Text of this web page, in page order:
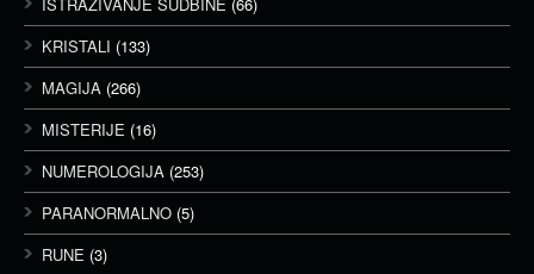
KRISTALI (133)
MAGIJA (266)
MISTERIJE (16)
NUMEROLOGIJA (253)
PARANORMALNO (5)
RUNE (3)